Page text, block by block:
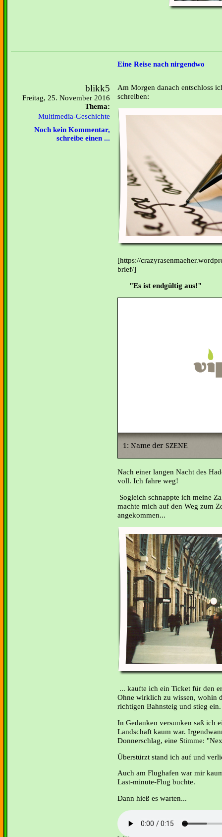
Eine Reise nach nirgendwo
blikk5
Freitag, 25. November 2016
Thema:
Multimedia-Geschichte
Noch kein Kommentar,
schreibe einen ...
Am Morgen danach entschloss
schreiben:
[https://
brief/]
"Es ist endgültig aus!"
Nach einer langen Nacht des
voll. Ich fahre weg!
Sogleich schnappte ich meine
machte mich auf den Weg zum
angekommen...
... kaufte ich ein Ticket für den
Ohne wirklich zu wissen, wohin
richtigen Bahnsteig und stieg ein.
In Gedanken versunken saß ich
Landschaft kaum war.
Donnerschlag, eine Stimme:
Überstürzt stand ich auf und
Auch am Flughafen war mir
Last-minute-Flug buchte.
Dann hieß es warten...